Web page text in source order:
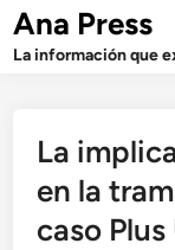
Saltar
contenido
Ana Press
La información que
La
en la
caso